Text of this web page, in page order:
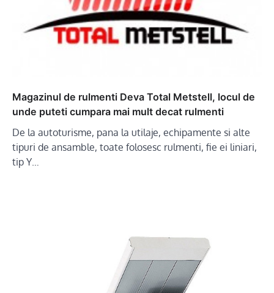
Magazinul de rulmenti Deva Total Metstell, locul de
unde puteti cumpara mai mult decat rulmenti
De la autoturisme, pana la utilaje, echipamente si alte
tipuri de ansamble, toate folosesc rulmenti, fie ei liniari,
tip Y…